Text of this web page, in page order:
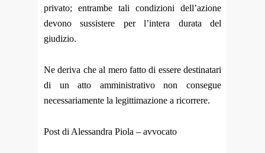
privato; entrambe tali condizioni dell’azione
devono sussistere per l’intera durata del
giudizio.
Ne deriva che al mero fatto di essere destinatari
di un atto amministrativo non consegue
necessariamente la legittimazione a ricorrere.
Post di Alessandra Piola – avvocato